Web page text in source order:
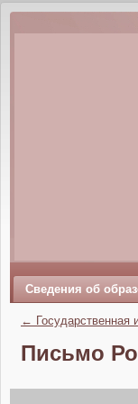
Сведения об
← Государственная
Письмо